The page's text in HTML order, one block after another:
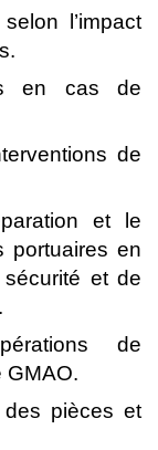
l’impact
en cas de
de
et le
portuaires en
et de
de
GMAO.
pièces et